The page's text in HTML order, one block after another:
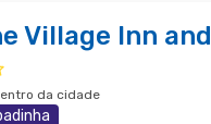
Village Inn and
da cidade